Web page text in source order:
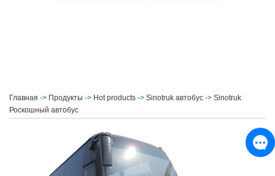
Главная -> Продукты -> Hot products -> Sinotruk автобус -> Sinotruk
Роскошный автобус